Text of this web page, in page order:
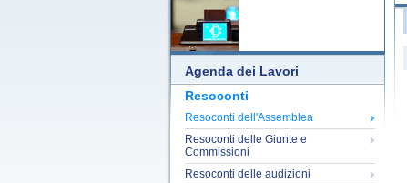
Agenda dei Lavori
Resoconti
Resoconti dell'Assemblea
Resoconti delle Giunte e
Commissioni
Resoconti delle audizioni